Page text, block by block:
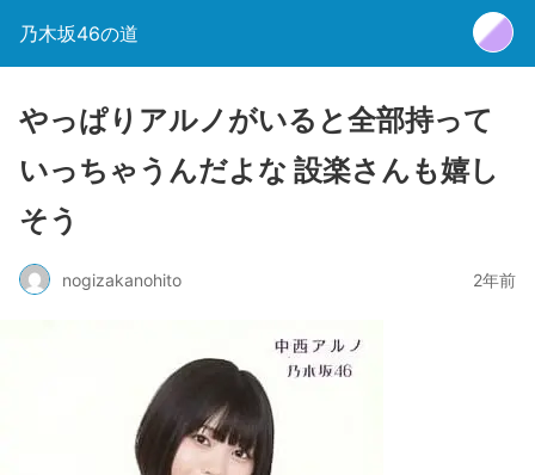
乃木坂46の道
やっぱりアルノがいると全部持って
いっちゃうんだよな 設楽さんも嬉し
そう
nogizakanohito 2年前